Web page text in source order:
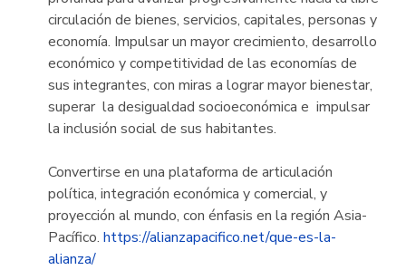
circulación de bienes, servicios, capitales, personas y
economía. Impulsar un mayor crecimiento, desarrollo
económico y competitividad de las economías de
sus integrantes, con miras a lograr mayor bienestar,
superar la desigualdad socioeconómica e impulsar
la inclusión social de sus habitantes.
Convertirse en una plataforma de articulación
política, integración económica y comercial, y
proyección al mundo, con énfasis en la región Asia-
Pacífico. https://alianzapacifico.net/que-es-la-
alianza/